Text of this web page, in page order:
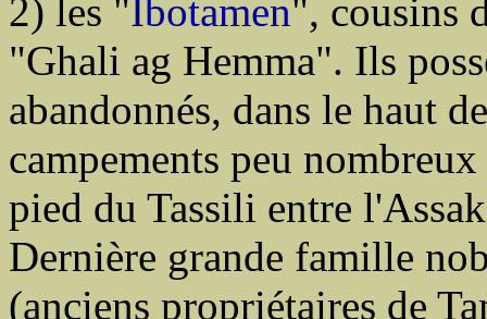
2) les "Ibotamen", cousins
"Ghali ag Hemma". Ils
abandonnés, dans le haut
campements peu
pied du Tassili entre
Dernière grande famille
(anciens propriétaires de